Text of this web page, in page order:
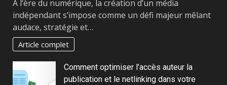
À l’ère du numérique, la création d’un média
indépendant s’impose comme un défi majeur mêlant
audace, stratégie et…
Article complet
Comment optimiser l’accès auteur la
publication et le netlinking dans votre